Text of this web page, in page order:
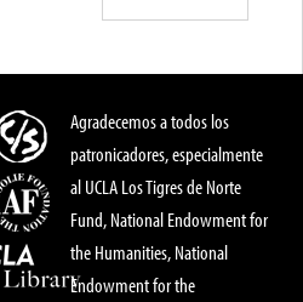
Agradecemos a todos los
patronicadores, especialmente
al UCLA Los Tigres de Norte
Fund, National Endowment for
the Humanities, National
Endowment for the